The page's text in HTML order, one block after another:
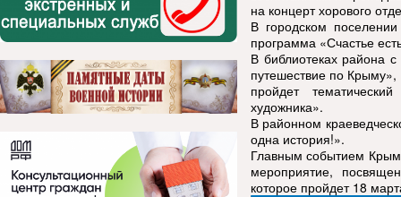
на концерт хорового
В городском
программа «Счастье
В библиотеках района
путешествие по Крыму»,
пройдет
художника».
В районном
одна история!».
Главным событием
мероприятие,
которое пройдет 18